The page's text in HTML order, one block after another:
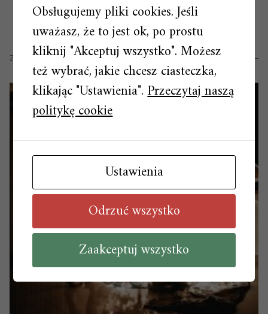
ZOBACZ RÓWNIEŻ
Obsługujemy pliki cookies. Jeśli
uważasz, że to jest ok, po prostu
kliknij "Akceptuj wszystko". Możesz
też wybrać, jakie chcesz ciasteczka,
klikając "Ustawienia".Przeczytaj naszą
politykę cookie
Ustawienia
Odrzuć wszystko
Zaakceptuj wszystko